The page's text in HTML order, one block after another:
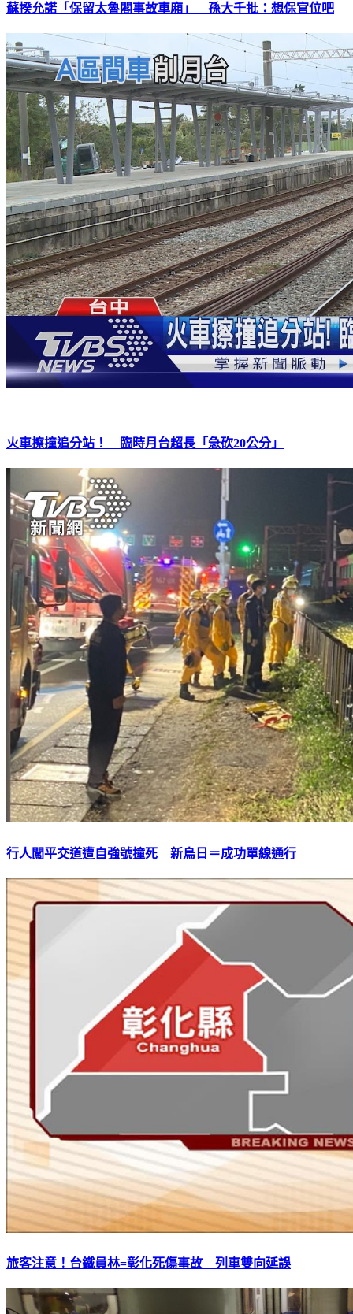
蘇揆允諾「保留太魯閣事故車廂」 孫大千批：想保官位吧
火車擦撞追分站！ 臨時月台超長「急砍20公分」
行人闖平交道遭自強號撞死 新烏日＝成功單線通行
旅客注意！台鐵員林=彰化死傷事故 列車雙向延誤